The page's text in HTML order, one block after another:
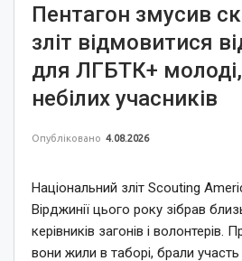
Пентагон змусив
зліт відмовитися
для ЛГБТК+ молоді,
небілих учасників
Опубліковано 4.08.2026
Національний зліт Scouting
Вірджинії цього року зібрав
керівників загонів і волонтерів.
вони жили в таборі, брали